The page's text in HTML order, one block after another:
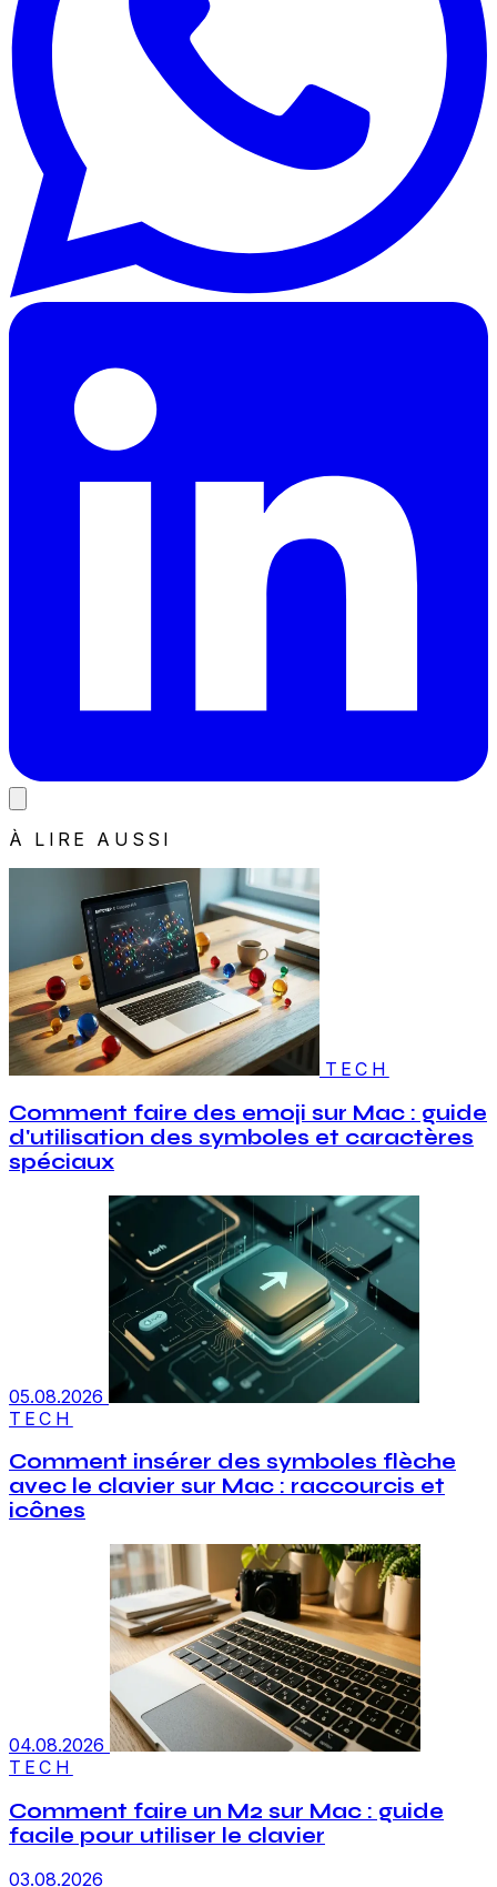
À LIRE AUSSI
TECH
Comment faire des emoji sur Mac : guide
d'utilisation des symboles et caractères
spéciaux
05.08.2026
TECH
Comment insérer des symboles flèche
avec le clavier sur Mac : raccourcis et
icônes
04.08.2026
TECH
Comment faire un M2 sur Mac : guide
facile pour utiliser le clavier
03.08.2026